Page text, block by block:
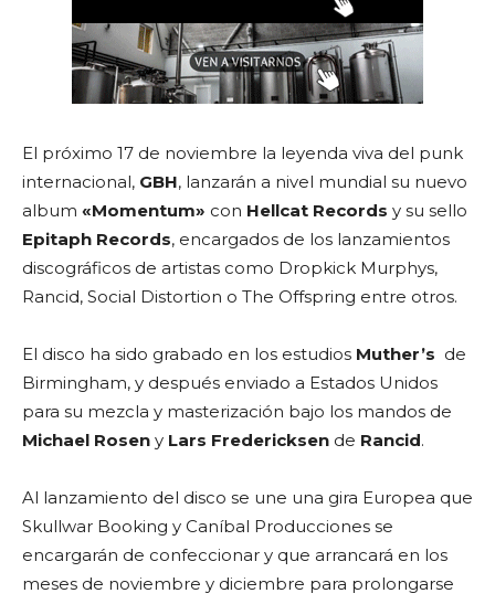
El próximo 17 de noviembre la leyenda viva del punk
internacional, GBH, lanzarán a nivel mundial su nuevo
album «Momentum» con Hellcat Records y su sello
Epitaph Records, encargados de los lanzamientos
discográficos de artistas como Dropkick Murphys,
Rancid, Social Distortion o The Offspring entre otros.
El disco ha sido grabado en los estudios Muther’s de
Birmingham, y después enviado a Estados Unidos
para su mezcla y masterización bajo los mandos de
Michael Rosen y Lars Fredericksen de Rancid.
Al lanzamiento del disco se une una gira Europea que
Skullwar Booking y Caníbal Producciones se
encargarán de confeccionar y que arrancará en los
meses de noviembre y diciembre para prolongarse